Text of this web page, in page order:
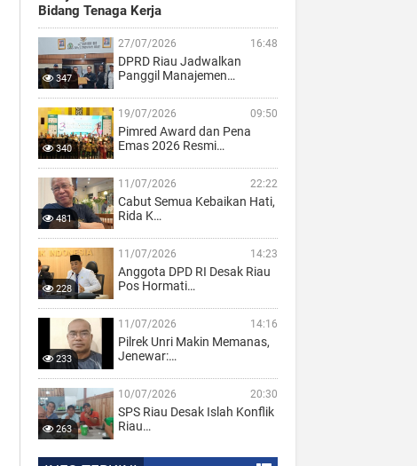
Bidang Tenaga Kerja
347
27/07/2026 16:48
DPRD Riau Jadwalkan
Panggil Manajemen…
340
19/07/2026 09:50
Pimred Award dan Pena
Emas 2026 Resmi…
481
11/07/2026 22:22
Cabut Semua Kebaikan Hati,
Rida K…
228
11/07/2026 14:23
Anggota DPD RI Desak Riau
Pos Hormati…
233
11/07/2026 14:16
Pilrek Unri Makin Memanas,
Jenewar:…
263
10/07/2026 20:30
SPS Riau Desak Islah Konflik
Riau…